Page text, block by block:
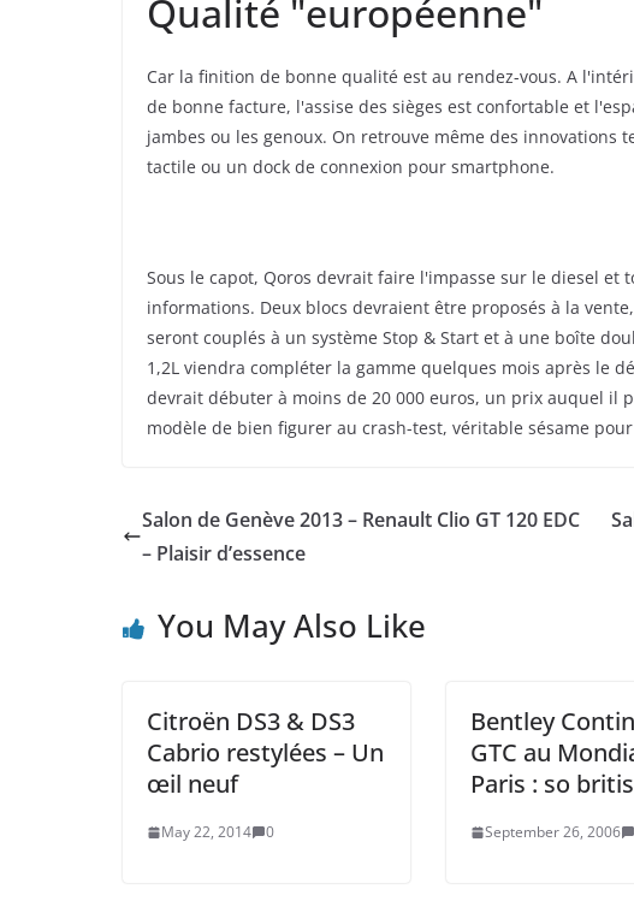
Qualité "européenne"
Car la finition de bonne qualité est au rendez-vous. A
de bonne facture, l'assise des sièges est confortable et
jambes ou les genoux. On retrouve même des innovations
tactile ou un dock de connexion pour smartphone.
Sous le capot, Qoros devrait faire l'impasse sur le diesel et
informations. Deux blocs devraient être proposés à la
seront couplés à un système Stop & Start et à une boîte
1,2L viendra compléter la gamme quelques mois après le
devrait débuter à moins de 20 000 euros, un prix auquel il
modèle de bien figurer au crash-test, véritable sésame
Salon de Genève 2013 – Renault Clio GT 120 EDC
– Plaisir d’essence
You May Also Like
Citroën DS3 & DS3
Cabrio restylées – Un
œil neuf
May 22, 2014 0
Bentley
GTC au
Paris : so
September 26, 2006